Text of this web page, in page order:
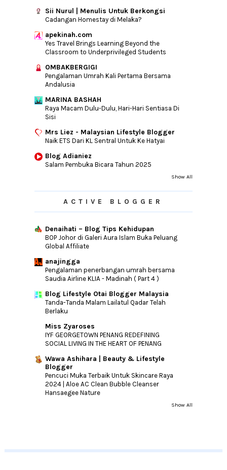
Sii Nurul | Menulis Untuk Berkongsi
Cadangan Homestay di Melaka?
apekinah.com
Yes Travel Brings Learning Beyond the
Classroom to Underprivileged Students
OMBAKBERGIGI
Pengalaman Umrah Kali Pertama Bersama
Andalusia
MARINA BASHAH
Raya Macam Dulu-Dulu, Hari-Hari Sentiasa Di
Sisi
Mrs Liez - Malaysian Lifestyle Blogger
Naik ETS Dari KL Sentral Untuk Ke Hatyai
Blog Adianiez
Salam Pembuka Bicara Tahun 2025
Show All
ACTIVE BLOGGER
Denaihati – Blog Tips Kehidupan
BOP Johor di Galeri Aura Islam Buka Peluang
Global Affiliate
anajingga
Pengalaman penerbangan umrah bersama
Saudia Airline KLIA - Madinah ( Part 4 )
Blog Lifestyle Otai Blogger Malaysia
Tanda-Tanda Malam Lailatul Qadar Telah
Berlaku
Miss Zyaroses
IYF GEORGETOWN PENANG REDEFINING
SOCIAL LIVING IN THE HEART OF PENANG
Wawa Ashihara | Beauty & Lifestyle
Blogger
Pencuci Muka Terbaik Untuk Skincare Raya
2024 | Aloe AC Clean Bubble Cleanser
Hansaegee Nature
Show All